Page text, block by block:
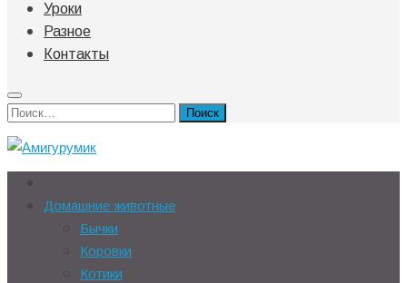
Уроки
Разное
Контакты
Найти:
Домашние животные
Бычки
Коровки
Котики